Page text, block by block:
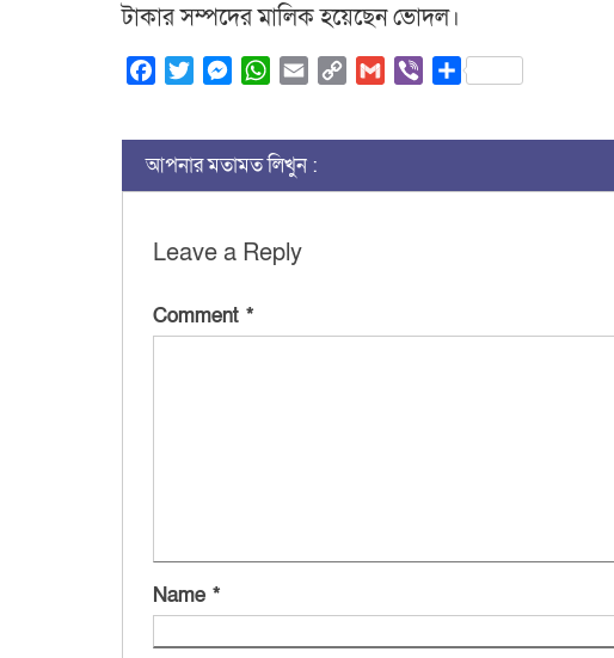
টাকার সম্পদের মালিক হয়েছেন ভোদল।
FacebookTwitterMessenger
WhatsApp
Email Copy
Gmail ViberShare
আপনার মতামত লিখুন :
Leave a Reply
Comment *
Name *